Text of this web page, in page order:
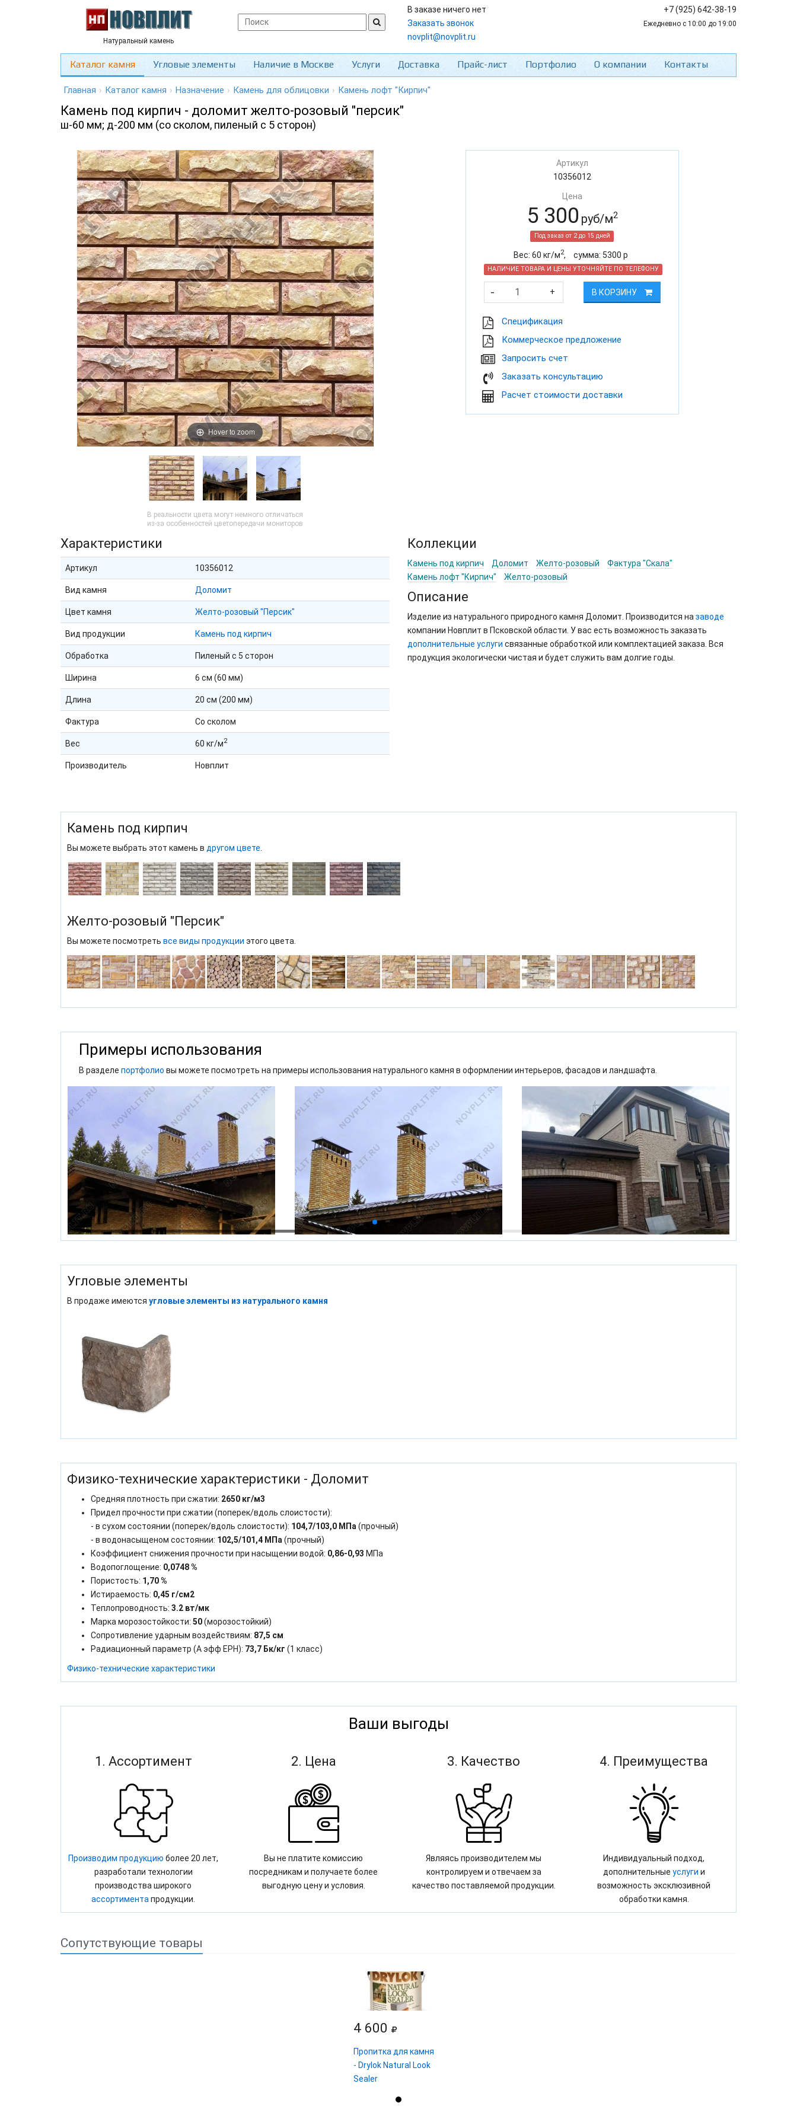
Натуральный камень
В заказе ничего нет
Заказать звонок
novplit@novplit.ru
+7 (925) 642-38-19
Ежедневно с 10:00 до 19:00
Каталог камня Угловые элементы Наличие в Москве Услуги Доставка Прайс-лист Портфолио О компании Контакты
Главная › Каталог камня › Назначение › Камень для облицовки › Камень лофт "Кирпич"
Камень под кирпич - доломит желто-розовый "персик"
ш-60 мм; д-200 мм (со сколом, пиленый с 5 сторон)
Hover to zoom
В реальности цвета могут немного отличаться
из-за особенностей цветопередачи мониторов
Артикул
10356012
Цена
5 300 руб/м2
Под заказ от 2 до 15 дней
Вес: 60 кг/м2, cумма: 5300 р
НАЛИЧИЕ ТОВАРА И ЦЕНЫ УТОЧНЯЙТЕ ПО ТЕЛЕФОНУ
- + В КОРЗИНУ
Cпецификация
Коммерческое предложение
Запросить счет
Заказать консультацию
Расчет стоимости доставки
Характеристики
Артикул 10356012
Вид камня Доломит
Цвет камня Желто-розовый "Персик"
Вид продукции Камень под кирпич
Обработка Пиленый с 5 сторон
Ширина 6 см (60 мм)
Длина 20 см (200 мм)
Фактура Со сколом
Вес 60 кг/м2
Производитель Новплит
Коллекции
Камень под кирпич Доломит Желто-розовый
Фактура "Скала"
Камень лофт "Кирпич"
Желто-розовый
Описание
Изделие из натурального природного камня Доломит. Производится на заводе
компании Новплит в Псковской области. У вас есть возможность заказать
дополнительные услуги связанные обработкой или комплектацией заказа. Вся
продукция экологически чистая и будет служить вам долгие годы.
Камень под кирпич
Вы можете выбрать этот камень в другом цвете
Желто-розовый "Персик"
Вы можете посмотреть все виды продукции этого цвета.
Примеры использования
В разделе портфолио вы можете посмотреть на примеры использования натурального камня в оформлении интерьеров, фасадов и ландшафта.
Угловые элементы
В продаже имеются угловые элементы из натурального камня
Физико-технические характеристики - Доломит
Средняя плотность при сжатии: 2650 кг/м3
Придел прочности при сжатии (поперек/вдоль слоистости):
- в сухом состоянии (поперек/вдоль слоистости): 104,7/103,0 МПа (прочный)
- в водонасыщеном состоянии: 102,5/101,4 МПа (прочный)
Коэффициент снижения прочности при насыщении водой: 0,86-0,93 МПа
Водопоглощение: 0,0748 %
Пористость: 1,70 %
Истираемость: 0,45 г/см2
Теплопроводность: 3.2 вт/мк
Марка морозостойкости: 50(морозостойкий)
Сопротивление ударным воздействиям: 87,5 см
Радиационный параметр (А эфф ЕРН): 73,7 Бк/кг (1 класс)
Физико-технические характеристики
Ваши выгоды
1. Ассортимент
Производим продукцию более 20 лет,
разработали технологии
производства широкого
ассортимента продукции.
2. Цена
Вы не платите комиссию
посредникам и получаете более
выгодную цену и условия.
3. Качество
Являясь производителем мы
контролируем и отвечаем за
качество поставляемой продукции.
4. Преимущества
Индивидуальный подход,
дополнительные услуги и
возможность эксклюзивной
обработки камня.
Сопутствующие товары
4 600
Пропитка для камня
- Drylok Natural Look
Sealer